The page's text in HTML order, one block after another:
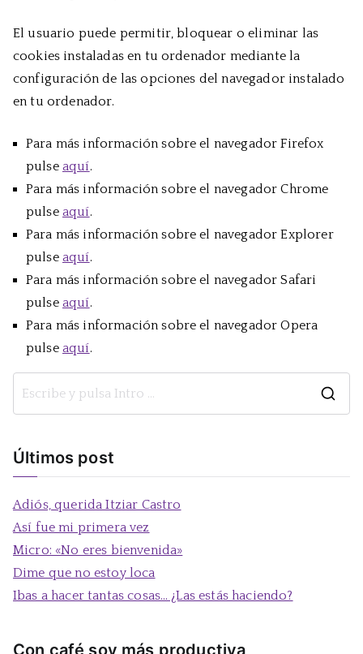
El usuario puede permitir, bloquear o eliminar las
cookies instaladas en tu ordenador mediante la
configuración de las opciones del navegador instalado
en tu ordenador.
Para más información sobre el navegador Firefox
pulse aquí.
Para más información sobre el navegador Chrome
pulse aquí.
Para más información sobre el navegador Explorer
pulse aquí.
Para más información sobre el navegador Safari
pulse aquí.
Para más información sobre el navegador Opera
pulse aquí.
Últimos post
Adiós, querida Itziar Castro
Así fue mi primera vez
Micro: «No eres bienvenida»
Dime que no estoy loca
Ibas a hacer tantas cosas… ¿Las estás haciendo?
Con café soy más productiva